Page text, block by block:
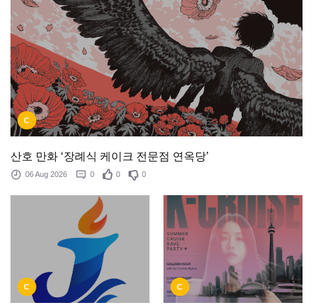
C
산호 만화 ‘장례식 케이크 전문점 연옥당’
06 Aug 2026 0 0 0
C C